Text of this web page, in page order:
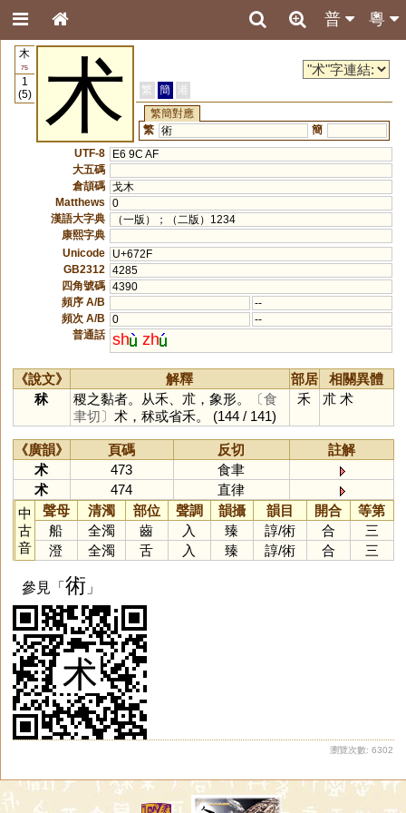
粵
普
木
75
1
(5)
术 繁 簡
港
繁簡對應
繁 術
簡
UTF-8
E6 9C AF
大五碼
倉頡碼 戈木
Matthews
0
漢語大字典
（一版）；（二版）1234
康熙字典
Unicode
U+672F
GB2312
4285
四角號碼 4390
頻序 A/B
--
頻次 A/B
0
--
普通話 sh zh
《說文》 解釋 部居
相關異體
秫
稷之黏者。从禾、朮，象形。
〔食
聿切〕 术，秫或省禾。 (144 / 141)
禾 朮 术
《廣韻》 頁碼 反切
註解
术
473
食聿
术
474
直律
中
古
音
聲母 清濁 部位 聲調 韻攝 韻目 開合
等第
船
全濁 齒 入 臻 諄/術 合
三
澄
全濁 舌 入 臻 諄/術 合 三
參見「術」
瀏覽次數: 6302